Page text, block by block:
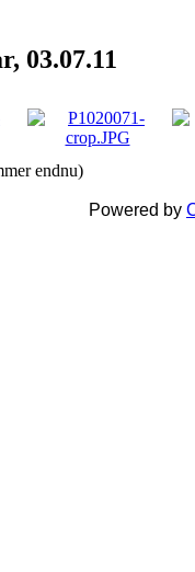
03.07.11
endnu)
Powered by